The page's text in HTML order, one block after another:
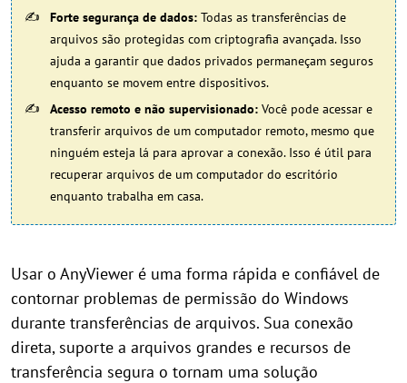
Forte segurança de dados: Todas as transferências de
arquivos são protegidas com criptografia avançada. Isso
ajuda a garantir que dados privados permaneçam seguros
enquanto se movem entre dispositivos.
Acesso remoto e não supervisionado: Você pode acessar e
transferir arquivos de um computador remoto, mesmo que
ninguém esteja lá para aprovar a conexão. Isso é útil para
recuperar arquivos de um computador do escritório
enquanto trabalha em casa.
Usar o AnyViewer é uma forma rápida e confiável de
contornar problemas de permissão do Windows
durante transferências de arquivos. Sua conexão
direta, suporte a arquivos grandes e recursos de
transferência segura o tornam uma solução